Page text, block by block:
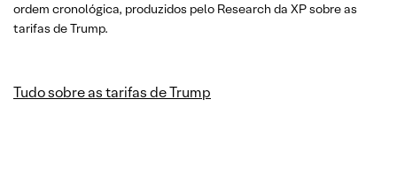
ordem cronológica, produzidos pelo Research da XP sobre as
tarifas de Trump.
Tudo sobre as tarifas de Trump